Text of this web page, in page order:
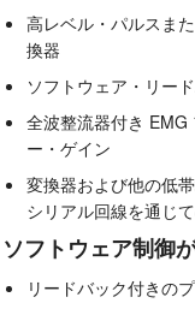
高レベル・パルスま
換器
ソフトウェア・リー
全波整流器付き EMG
ー・ゲイン
変換器および他の低
シリアル回線を通じ
ソフトウェア制御
リードバック付きの